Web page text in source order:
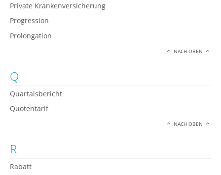
Private Krankenversicherung
Progression
Prolongation
NACH OBEN
Q
Quartalsbericht
Quotentarif
NACH OBEN
R
Rabatt